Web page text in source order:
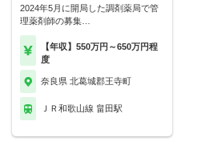
2024年5月に開局した調剤薬局で管
理薬剤師の募集…
【年収】550万円～650万円程
度
奈良県 北葛城郡王寺町
ＪＲ和歌山線 畠田駅